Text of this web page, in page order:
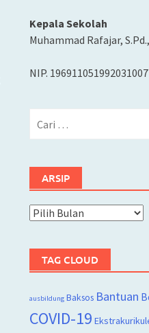
Kepala Sekolah
Muhammad Rafajar,
NIP. 196911051992031007
ARSIP
Arsip
TAG CLOUD
ausbildung Baksos Bantuan
COVID-19